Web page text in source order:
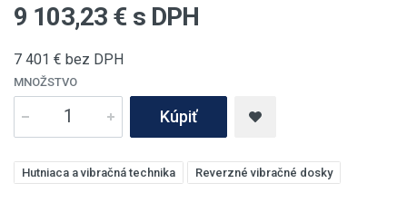
9 103,23 € s DPH
7 401 € bez DPH
MNOŽSTVO
Kúpiť
Hutniaca a vibračná technika Reverzné vibračné dosky